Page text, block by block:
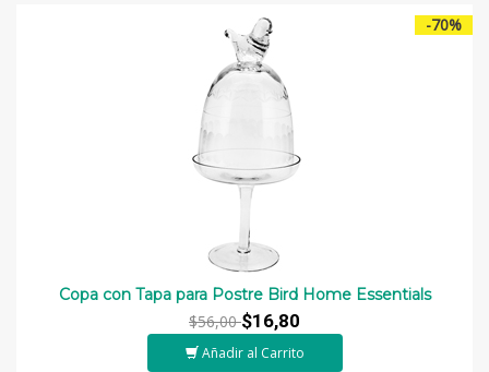
-70%
Copa con Tapa para Postre Bird Home Essentials
$56,00$16,80
Añadir al Carrito